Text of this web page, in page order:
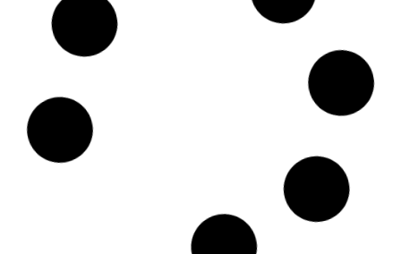
Doña Pilas
VER GALERÍA »
6 de mayo de 2025